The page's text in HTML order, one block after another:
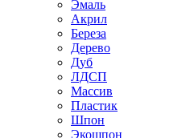
Эмаль
Акрил
Береза
Дерево
Дуб
ЛДСП
Массив
Пластик
Шпон
Экошпон